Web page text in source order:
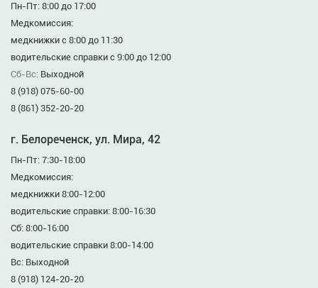
Пн-Пт: 8:00 до 17:00
Медкомиссия:
медкнижки с 8:00 до 11:30
водительские справки с 9:00 до 12:00
Сб-Вс: Выходной
8 (918) 075-60-00
8 (861) 352-20-20
г. Белореченск, ул. Мира, 42
Пн-Пт: 7:30-18:00
Медкомиссия:
медкнижки 8:00-12:00
водительские справки: 8:00-16:30
Сб: 8:00-16:00
водительские справки 8:00-14:00
Вс: Выходной
8 (918) 124-20-20